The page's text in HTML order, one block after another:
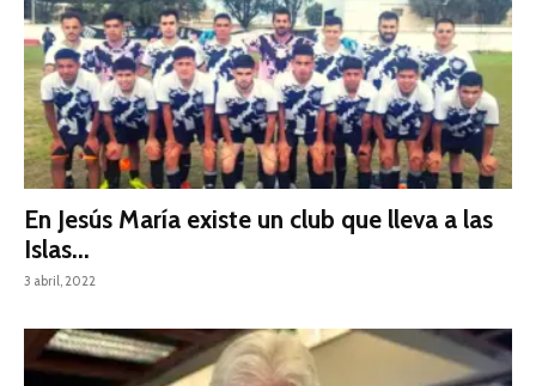
En Jesús María existe un club que lleva a las
Islas...
3 abril, 2022